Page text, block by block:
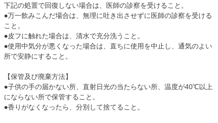
下記の処置で回復しない場合は、医師の診察を受けること。
●万一飲みこんだ場合は、無理に吐き出させずに医師の診察を受ける
こと。
●皮フに触れた場合は、清水で充分洗うこと。
●使用中気分が悪くなった場合は、直ちに使用を中止し、通気のよい
所で安静にすること。
【保管及び廃棄方法】
●子供の手の届かない所、直射日光の当たらない所、温度が40℃以上
にならない所で保管すること。
●香りがなくなったら、分別して捨てること。